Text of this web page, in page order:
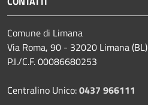
Comune di Limana
Via Roma, 90 - 32020 Limana (BL)
P.I./C.F. 00086680253
Centralino Unico:0437 966111